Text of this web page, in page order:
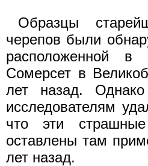
Образцы
черепов были
расположенной в
Сомерсет в
лет назад.
исследователям
что эти
оставлены там
лет назад.